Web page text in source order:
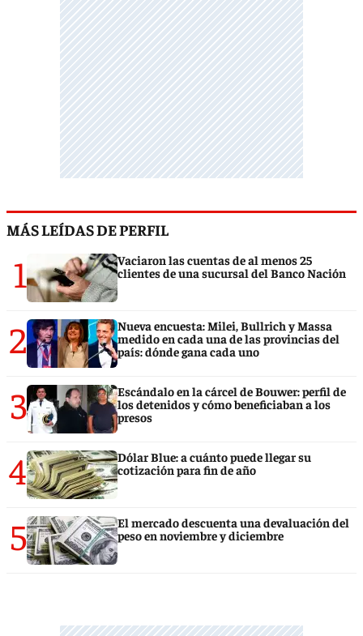
MÁS LEÍDAS DE PERFIL
1
Vaciaron las cuentas de al menos 25
clientes de una sucursal del Banco Nación
2
Nueva encuesta: Milei, Bullrich y Massa
medido en cada una de las provincias del
país: dónde gana cada uno
3
Escándalo en la cárcel de Bouwer: perfil de
los detenidos y cómo beneficiaban a los
presos
4
Dólar Blue: a cuánto puede llegar su
cotización para fin de año
5
El mercado descuenta una devaluación del
peso en noviembre y diciembre